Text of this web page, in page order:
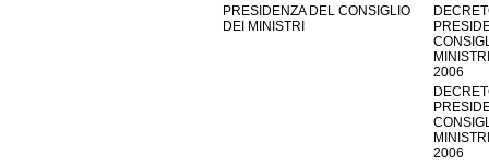
PRESIDENZA DEL CONSIGLIO
DEI MINISTRI
2006
2006